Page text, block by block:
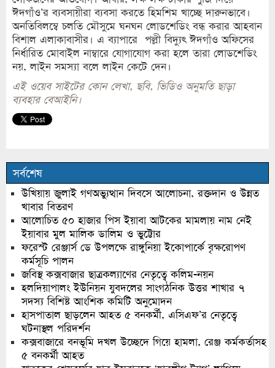
ঈদগাঁও’র ব্যবসায়ীরা ব্যবসা করতে হিমশিম খাচ্ছে দারুনভাবে।
অনতিবিলম্বে চলতি মৌসুমে ঘনঘন লোডশেডিং বন্ধ করার আহবান
বিশাল এলাকাবাসীর। এ ব্যাপারে পল্লী বিদ্যুৎ ঈদগাঁও অফিসের
নির্ধারিত মোবাইল নাম্বারে যোগাযোগ করা হলে তারা লোডশেডিং
নয়, লাইন সমস্যা বলে লাইন কেটে দেন।
এই ওয়েব সাইটের কোন লেখা, ছবি, ভিডিও অনুমতি ছাড়া
ব্যবহার বেআইনি।
সর্বশেষ
উখিয়ায় জুলাই গণঅভ্যুত্থান দিবসে আলোচনা, রক্তদান ও উন্নত
খাবার বিতরণ
আলোচিত ৫০ হাজার পিস ইয়াবা আটকের মামলায় নাম নেই
ইয়াবার মুল মালিক ডালিম ও ভুট্টোর
ফরেস্ট রেঞ্জার্স ডে উপলক্ষে রাঙ্গুনিয়া ইকোপার্কে বৃক্ষরোপণ
কর্মসূচি পালন
জবিস্থ কক্সবাজার ছাত্রকল্যাণের নেতৃত্বে কলিম-নয়ন
হলদিয়াপালং ইউনিয়ন যুবদলের সাংগঠনিক উত্তর শাখার ৭
সদস্য বিশিষ্ট আংশিক কমিটি অনুমোদন
হাসপাতাল ছাড়লেন আহত ৫ বনকর্মী, এসিএফ’র নেতৃত্বে
ঘটনাস্থল পরিদর্শন
কক্সবাজারে বনভূমি দখল উচ্ছেদে গিয়ে হামলা, রেঞ্জ কর্মকর্তাসহ
৫ বনকর্মী আহত